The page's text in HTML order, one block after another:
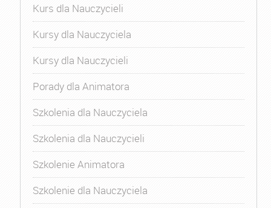
Kurs dla Nauczycieli
Kursy dla Nauczyciela
Kursy dla Nauczycieli
Porady dla Animatora
Szkolenia dla Nauczyciela
Szkolenia dla Nauczycieli
Szkolenie Animatora
Szkolenie dla Nauczyciela